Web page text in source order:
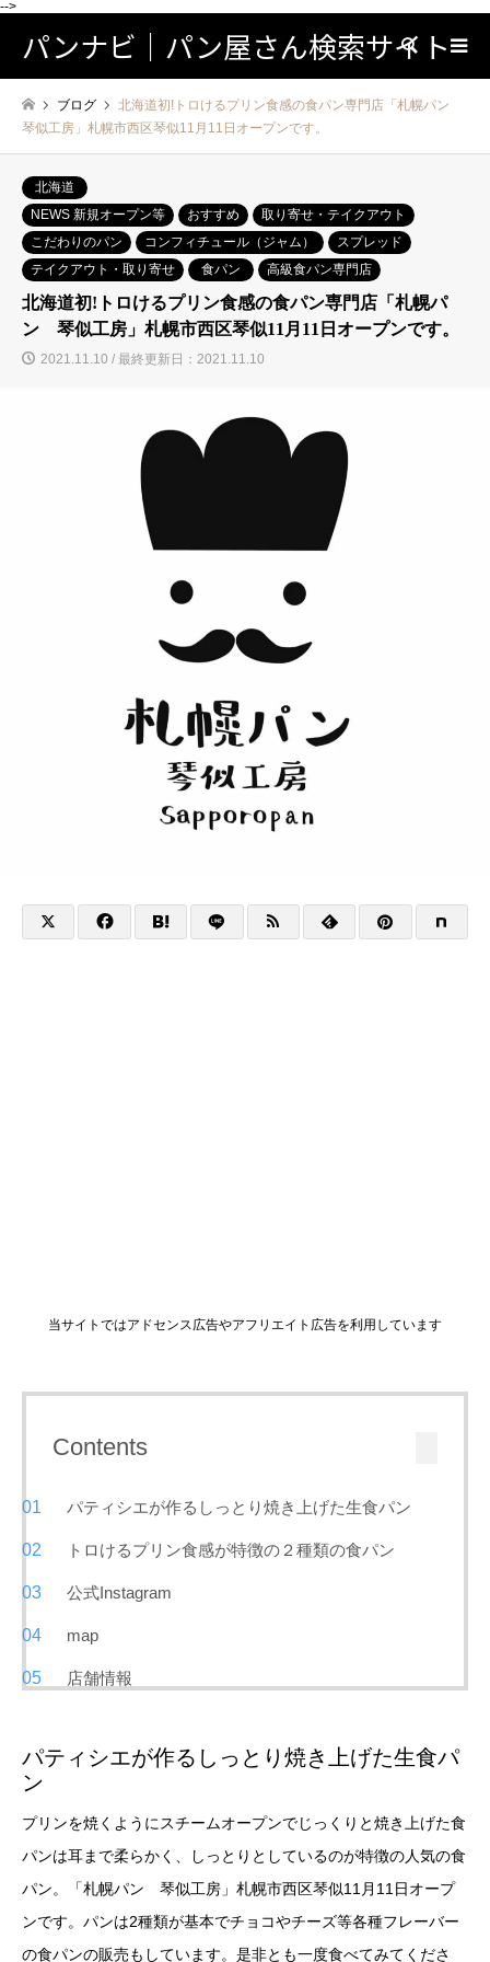
-->
パンナビ｜パン屋さん検索サイト検索
ブログ
北海道初!トロけるプリン⾷感の⾷パン専⾨店「札幌パン
琴似工房」札幌市西区琴似11月11日オープンです。
北海道
NEWS 新規オープン等
おすすめ
取り寄せ・テイクアウト
こだわりのパン
コンフィチュール（ジャム）
スプレッド
テイクアウト・取り寄せ
食パン 高級食パン専門店
北海道初!トロけるプリン⾷感の⾷パン専⾨店「札幌パ
ン 琴似工房」札幌市西区琴似11月11日オープンです。
2021.11.10 / 最終更新日：2021.11.10
当サイトではアドセンス広告やアフリエイト広告を利用しています
Contents
パティシエが作るしっとり焼き上げた生食パン
トロけるプリン食感が特徴の２種類の食パン
公式Instagram
map
店舗情報
パティシエが作るしっとり焼き上げた生食パ
ン
プリンを焼くようにスチームオープンでじっくりと焼き上げた食
パンは耳まで柔らかく、しっとりとしているのが特徴の人気の食
パン。「札幌パン 琴似工房」札幌市西区琴似11月11日オープ
ンです。パンは2種類が基本でチョコやチーズ等各種フレーバー
の食パンの販売もしています。是非とも一度食べてみてくださ